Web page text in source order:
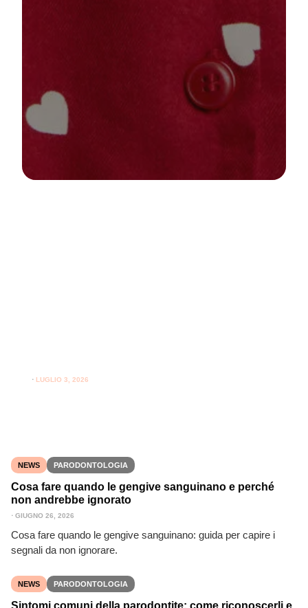
⋅ LUGLIO 3, 2026
NEWS PARODONTOLOGIA
Cosa fare quando le gengive sanguinano e perché
non andrebbe ignorato
⋅ GIUGNO 26, 2026
Cosa fare quando le gengive sanguinano: guida per capire i
segnali da non ignorare.
NEWS PARODONTOLOGIA